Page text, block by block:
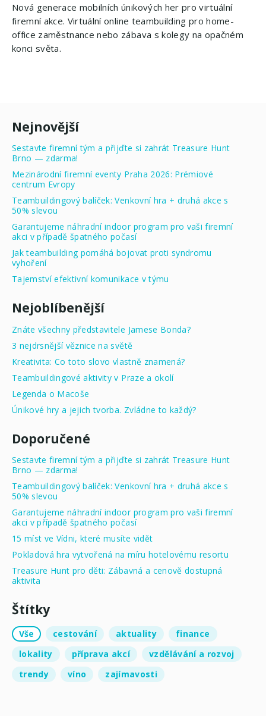
Nová generace mobilních únikových her pro virtuální
firemní akce. Virtuální online teambuilding pro home-
office zaměstnance nebo zábava s kolegy na opačném
konci světa.
Nejnovější
Sestavte firemní tým a přijďte si zahrát Treasure Hunt
Brno — zdarma!
Mezinárodní firemní eventy Praha 2026: Prémiové
centrum Evropy
Teambuildingový balíček: Venkovní hra + druhá akce s
50% slevou
Garantujeme náhradní indoor program pro vaši firemní
akci v případě špatného počasí
Jak teambuilding pomáhá bojovat proti syndromu
vyhoření
Tajemství efektivní komunikace v týmu
Nejoblíbenější
Znáte všechny představitele Jamese Bonda?
3 nejdrsnější věznice na světě
Kreativita: Co toto slovo vlastně znamená?
Teambuildingové aktivity v Praze a okolí
Legenda o Macoše
Únikové hry a jejich tvorba. Zvládne to každý?
Doporučené
Sestavte firemní tým a přijďte si zahrát Treasure Hunt
Brno — zdarma!
Teambuildingový balíček: Venkovní hra + druhá akce s
50% slevou
Garantujeme náhradní indoor program pro vaši firemní
akci v případě špatného počasí
15 míst ve Vídni, které musíte vidět
Pokladová hra vytvořená na míru hotelovému resortu
Treasure Hunt pro děti: Zábavná a cenově dostupná
aktivita
Štítky
Vše cestování aktuality
finance
lokality
příprava akcí
vzdělávání a rozvoj
trendy
víno zajímavosti